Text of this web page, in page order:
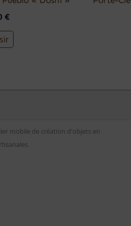
€
mobile de création d'objets en